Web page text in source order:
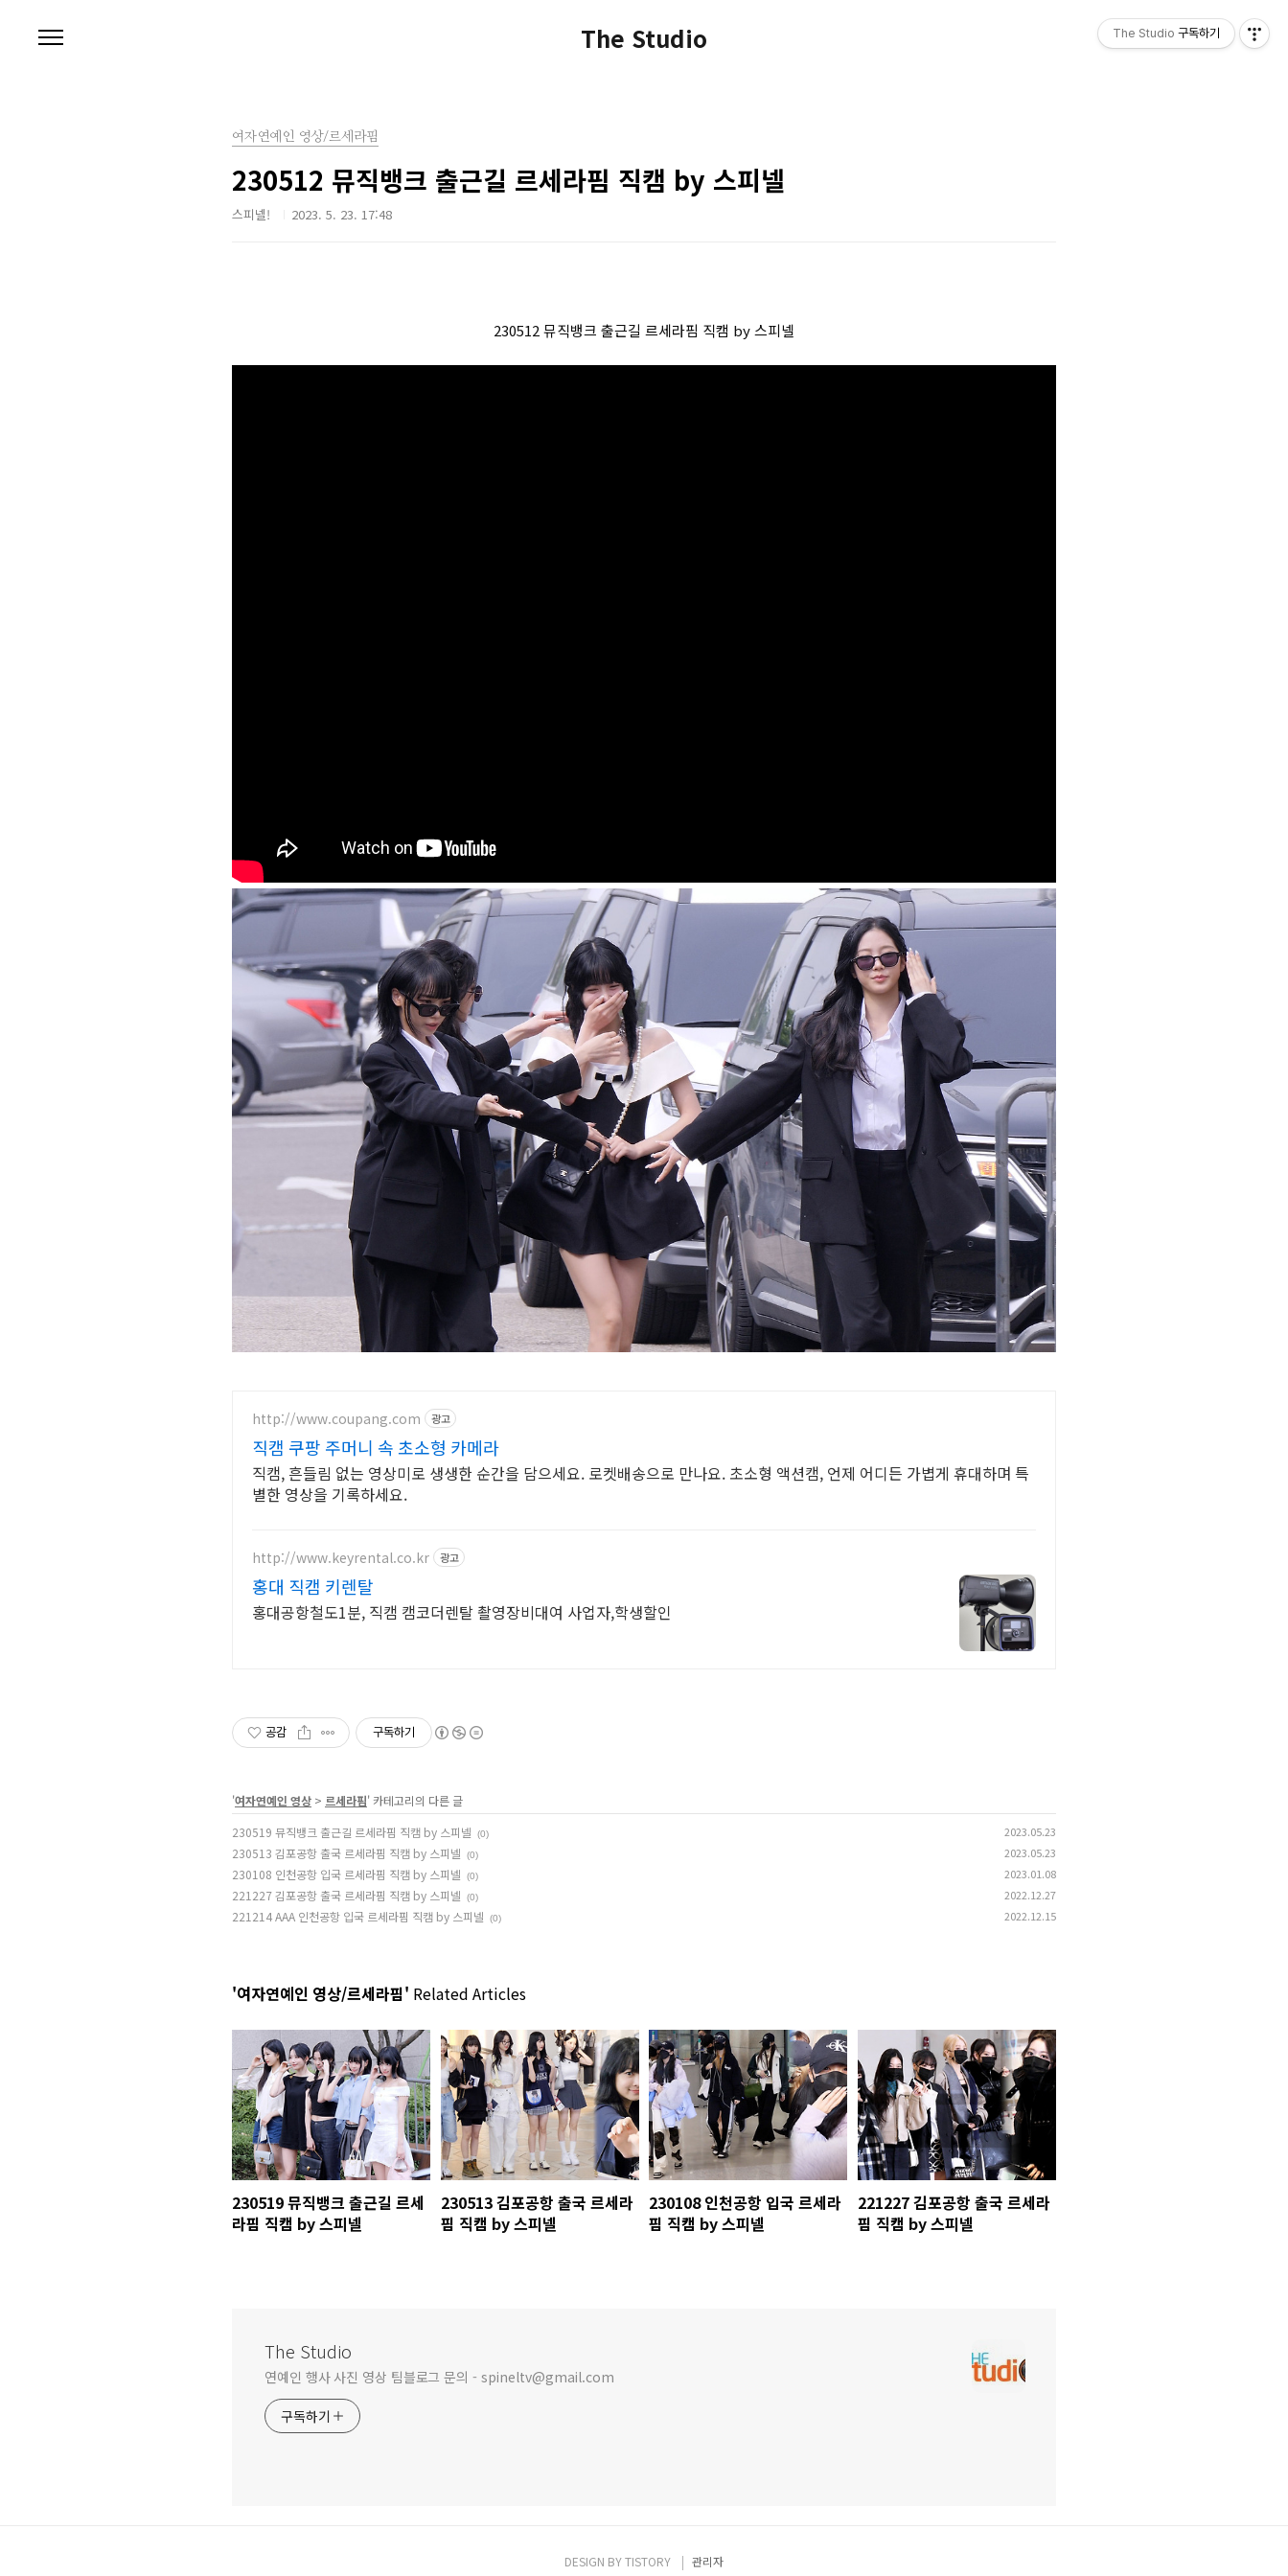
The Studio
여자연예인 영상/르세라핌
230512 뮤직뱅크 출근길 르세라핌 직캠 by 스피넬
스피넬! 2023. 5. 23. 17:48
230512 뮤직뱅크 출근길 르세라핌 직캠 by 스피넬
http://www.coupang.com 광고
직캠 쿠팡 주머니 속 초소형 카메라
직캠, 흔들림 없는 영상미로 생생한 순간을 담으세요. 로켓배송으로 만나요. 초소형 액션캠, 언제 어디든 가볍게 휴대하며 특
별한 영상을 기록하세요.
http://www.keyrental.co.kr 광고
홍대 직캠 키렌탈
홍대공항철도1분, 직캠 캠코더렌탈 촬영장비대여 사업자,학생할인
공감 구독하기
'여자연예인 영상 > 르세라핌' 카테고리의 다른 글
230519 뮤직뱅크 출근길 르세라핌 직캠 by 스피넬
(0) 2023.05.23
230513 김포공항 출국 르세라핌 직캠 by 스피넬 (0) 2023.05.23
230108 인천공항 입국 르세라핌 직캠 by 스피넬 (0) 2023.01.08
221227 김포공항 출국 르세라핌 직캠 by 스피넬 (0) 2022.12.27
221214 AAA 인천공항 입국 르세라핌 직캠 by 스피넬 (0) 2022.12.15
'여자연예인 영상/르세라핌' Related Articles
230519 뮤직뱅크 출근길 르세
라핌 직캠 by 스피넬
230513 김포공항 출국 르세라
핌 직캠 by 스피넬
230108 인천공항 입국 르세라
핌 직캠 by 스피넬
221227 김포공항 출국 르세라
핌 직캠 by 스피넬
The Studio
연예인 행사 사진 영상 팀블로그 문의 - spineltv@gmail.com
구독하기
DESIGN BYTISTORY 관리자
The Studio 구독하기